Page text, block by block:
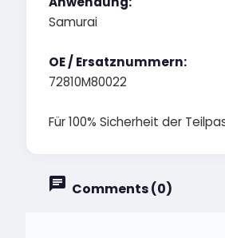
Samurai
OE / Ersatznummern:
72810M80022
Für 100% Sicherheit der
Comments (0)